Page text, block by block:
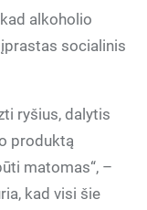
alkoholio
socialinis
ryšius, dalytis
produktą
matomas“, –
kad visi šie